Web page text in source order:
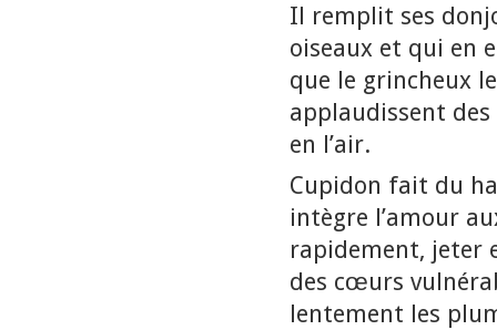
Il remplit ses
oiseaux et qui en
que le grincheux
applaudissent
en l’air.
Cupidon fait du
intègre l’amour
rapidement, jeter
des cœurs
lentement les